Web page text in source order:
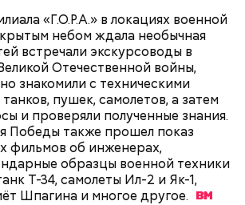
«Г.О.Р.А.» в локациях военной
небом ждала необычная
встречали экскурсоводы в
Отечественной войны,
знакомили с техническими
пушек, самолетов, а затем
и проверяли полученные знания.
Победы также прошел показ
фильмов об инженерах,
образцы военной техники
Т-34, самолеты Ил-2 и Як-1,
Шпагина и многое другое.
велоинфраструктура «Зеленого
в пяти округах города,
версий, какой именно дом
жилища Мастера. Но согласно
— это подвал дома № 9, что в
Здесь жили друзья
Топлениновы. Писатель часто
гости и работал над «Мастером и